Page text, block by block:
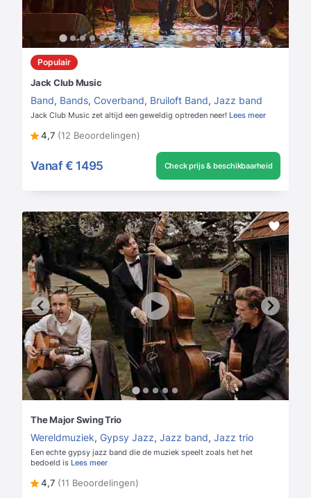
Populair
Jack Club Music
Band, Bands, Coverband, Bruiloft Band, Jazz band
Jack Club Music zet altijd een geweldig optreden neer! Lees meer
4,7 (12 Beoordelingen)
Vanaf € 1495 Check prijs & beschikbaarheid
The Major Swing Trio
Wereldmuziek, Gypsy Jazz, Jazz band, Jazz trio
Een echte gypsy jazz band die de muziek speelt zoals het het
bedoeld is Lees meer
4,7 (11 Beoordelingen)